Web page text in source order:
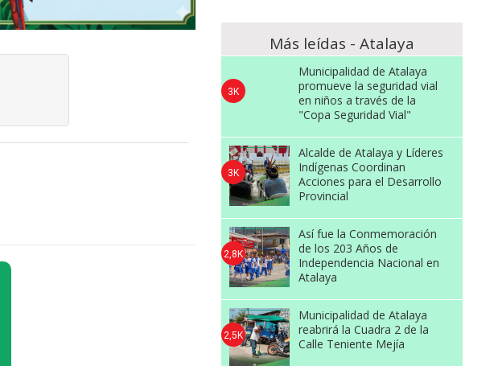
Más leídas - Atalaya
Municipalidad de Atalaya
promueve la seguridad vial
en niños a través de la
"Copa Seguridad Vial"
3K
Alcalde de Atalaya y Líderes
Indígenas Coordinan
Acciones para el Desarrollo
Provincial
3K
Así fue la Conmemoración
de los 203 Años de
Independencia Nacional en
Atalaya
2,8K
Municipalidad de Atalaya
reabrirá la Cuadra 2 de la
Calle Teniente Mejía
2,5K